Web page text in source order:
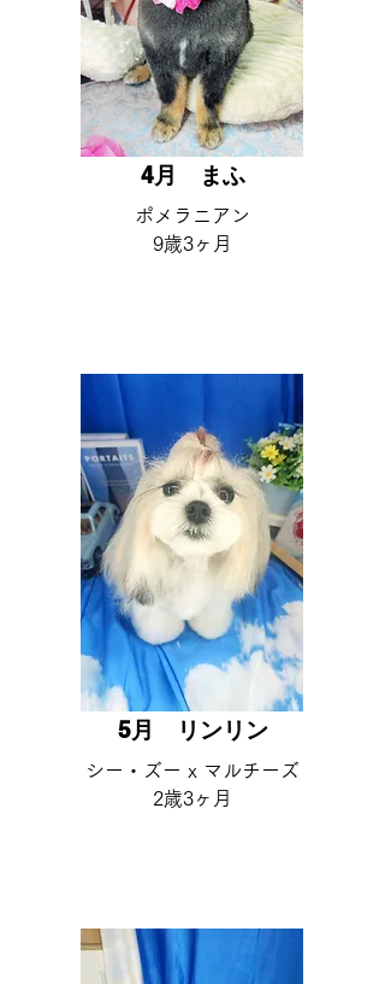
4月 ​まふ
​ポメラニアン
9歳3ヶ月
5月 ​リンリン
​シー・ズー x マルチーズ
2歳3ヶ月